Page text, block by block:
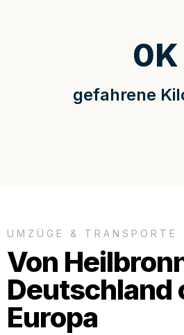
gefahrene
0K
UMZÜGE & TRANSPORTE
Von
Deutschland
Europa